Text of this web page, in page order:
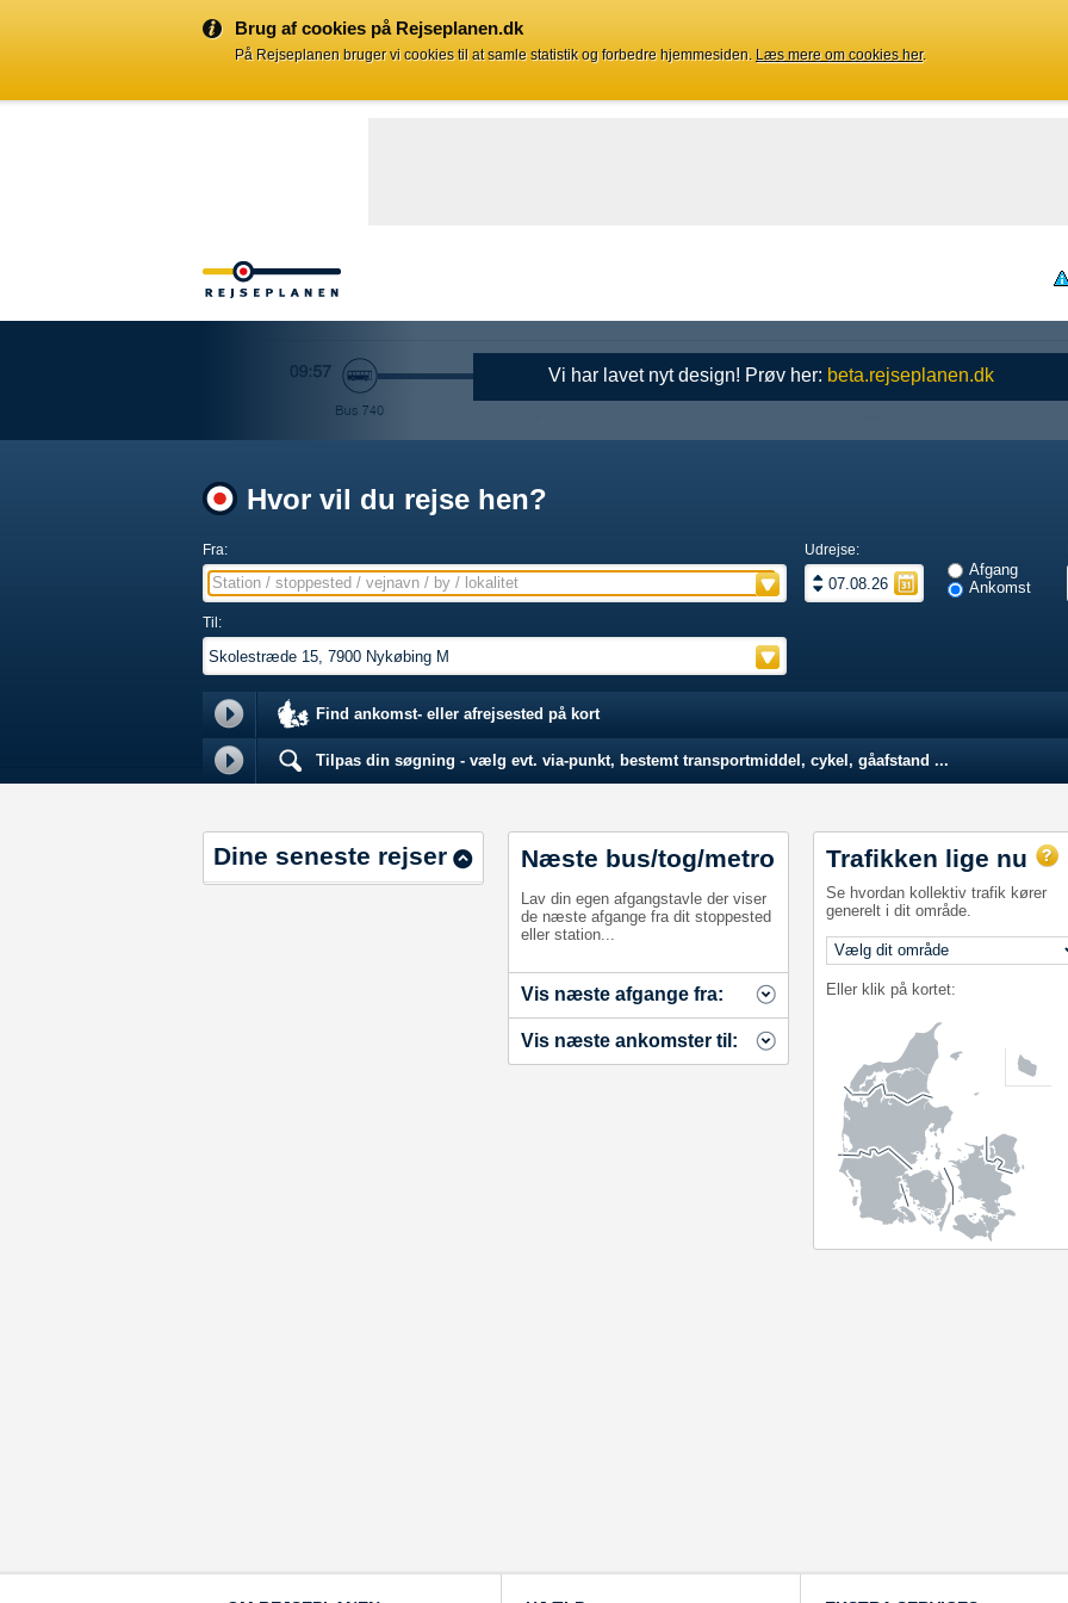
Brug af cookies på Rejseplanen.dk
På Rejseplanen bruger vi cookies til at samle statistik og forbedre hjemmesiden. Læs mere om cookies her.
Vi har lavet nyt design! Prøv her: beta.rejseplanen.dk
Hvor vil du rejse hen?
Fra:
Station / stoppested / vejnavn / by / lokalitet
Udrejse:
Afgang
Ankomst
Til:
Find ankomst- eller afrejsested på kort
Tilpas din søgning - vælg evt. via-punkt, bestemt transportmiddel, cykel, gåafstand ...
Dine seneste rejser Næste bus/tog/metro
Lav din egen afgangstavle der viser
de næste afgange fra dit stoppested
eller station...
Vis næste afgange fra:
Vis næste ankomster til:
Trafikken lige nu
Se hvordan kollektiv trafik kører
generelt i dit område.
Eller klik på kortet: